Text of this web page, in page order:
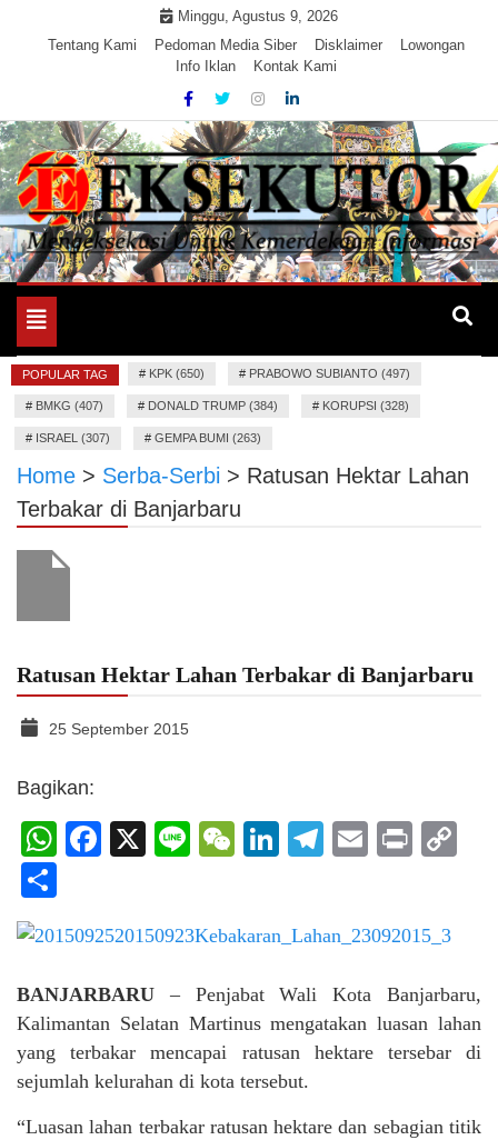
Minggu, Agustus 9, 2026
Tentang Kami
Pedoman Media Siber Disklaimer
Lowongan
Info Iklan
Kontak Kami
EKSEKUTOR
Mengeksekusi Berita Untuk Kemerdekaan dan Keadilan
Toggle
navigation
POPULAR TAG # KPK (650) # PRABOWO SUBIANTO (497)
# BMKG (407) # DONALD TRUMP (384) # KORUPSI (328)
# ISRAEL (307) # GEMPA BUMI (263)
Home > Serba-Serbi > Ratusan Hektar Lahan
Terbakar di Banjarbaru
Ratusan Hektar Lahan Terbakar di Banjarbaru
25 September 2015
Bagikan:
WhatsApp
Facebook
X LineWeChat
LinkedIn
Telegram
Email
Print
BANJARBARU – Penjabat Wali Kota Banjarbaru,
Kalimantan Selatan Martinus mengatakan luasan lahan
yang terbakar mencapai ratusan hektare tersebar di
sejumlah kelurahan di kota tersebut.
“Luasan lahan terbakar ratusan hektare dan sebagian titik